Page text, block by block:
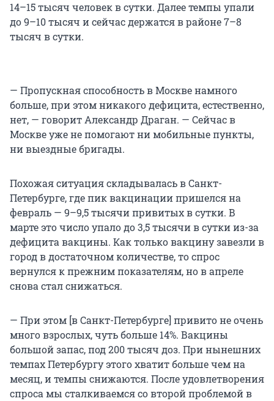
14–15 тысяч человек в сутки. Далее темпы упали
до 9–10 тысяч и сейчас держатся в районе 7–8
тысяч в сутки.
— Пропускная способность в Москве намного
больше, при этом никакого дефицита, естественно,
нет, — говорит Александр Драган. — Сейчас в
Москве уже не помогают ни мобильные пункты,
ни выездные бригады.
Похожая ситуация складывалась в Санкт-
Петербурге, где пик вакцинации пришелся на
февраль — 9–9,5 тысячи привитых в сутки. В
марте это число упало до 3,5 тысячи в сутки из-за
дефицита вакцины. Как только вакцину завезли в
город в достаточном количестве, то спрос
вернулся к прежним показателям, но в апреле
снова стал снижаться.
— При этом [в Санкт-Петербурге] привито не очень
много взрослых, чуть больше 14%. Вакцины
большой запас, под 200 тысяч доз. При нынешних
темпах Петербургу этого хватит больше чем на
месяц, и темпы снижаются. После удовлетворения
спроса мы сталкиваемся со второй проблемой в